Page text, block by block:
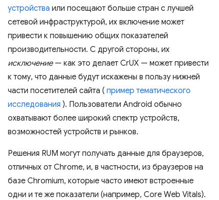
устройства или посещают больше стран с лучшей
сетевой инфраструктурой, их включение может
привести к повышению общих показателей
производительности. С другой стороны, их
исключение— как это делает CrUX — может привести
к тому, что данные будут искажены в пользу нижней
части посетителей сайта ( пример тематического
исследования ). Пользователи Android обычно
охватывают более широкий спектр устройств,
возможностей устройств и рынков.
Решения RUM могут получать данные для браузеров,
отличных от Chrome, и, в частности, из браузеров на
базе Chromium, которые часто имеют встроенные
одни и те же показатели (например, Core Web Vitals).